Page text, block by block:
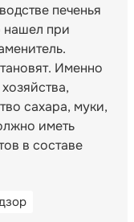
печенья
нашел при
Именно
сахара, муки,
иметь
в составе